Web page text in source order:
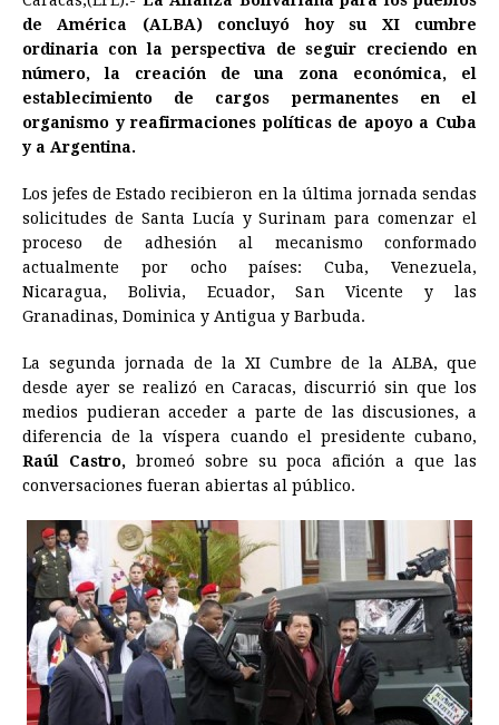
c
e
b
o
o
s
s
e
n
r
a
t
s
A
r
e
a
d
n
t
e
n
k
e
d
a
l
i
n
t
p
y
L
de América (ALBA) concluyó hoy su XI cumbre
ordinaria con la perspectiva de seguir creciendo en
número, la creación de una zona económica, el
establecimiento de cargos permanentes en el
organismo y reafirmaciones políticas de apoyo a Cuba
y a Argentina.
Los jefes de Estado recibieron en la última jornada sendas
solicitudes de Santa Lucía y Surinam para comenzar el
proceso de adhesión al mecanismo conformado
actualmente por ocho países: Cuba, Venezuela,
Nicaragua, Bolivia, Ecuador, San Vicente y las
Granadinas, Dominica y Antigua y Barbuda.
La segunda jornada de la XI Cumbre de la ALBA, que
desde ayer se realizó en Caracas, discurrió sin que los
medios pudieran acceder a parte de las discusiones, a
diferencia de la víspera cuando el presidente cubano,
Raúl Castro,bromeó sobre su poca afición a que las
conversaciones fueran abiertas al público.